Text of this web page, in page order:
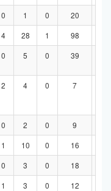
0 1 0 20
4 28 1 98
0 5 0 39
2 4 0 7
0 2 0 9
1 10 0 16
0 3 0 18
1 3 0 12